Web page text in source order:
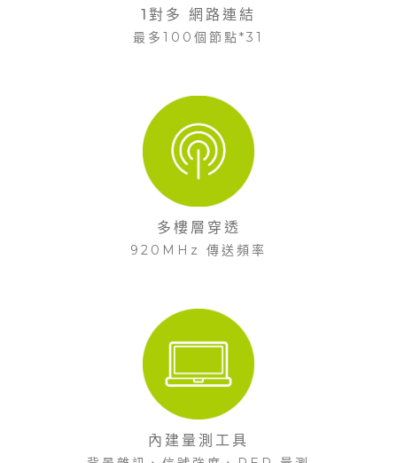
1對多 網路連結
最多100個節點*31
多樓層穿透
920MHz 傳送頻率
內建量測工具